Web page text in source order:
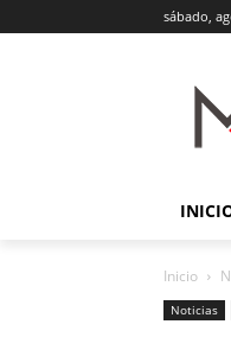
sábado,
Inicio
Noticias